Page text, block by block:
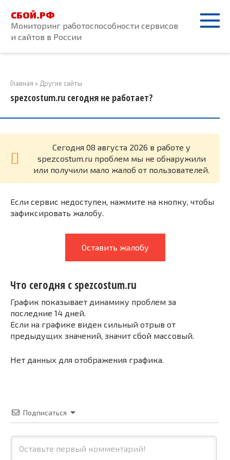
контенту
СБОЙ.РФ
Мониторинг работоспособности сервисов
и сайтов в России
Главная » Другие сайты
spezcostum.ru сегодня не работает?
Cегодня 08 августа 2026 в работе у
spezcostum.ru проблем мы не обнаружили
или получили мало жалоб от пользователей.
Если сервис недоступен, нажмите на кнопку, чтобы
зафиксировать жалобу.
Оставить жалобу
Что сегодня с spezcostum.ru
График показывает динамику проблем за
последние 14 дней.
Если на графике виден сильный отрыв от
предыдущих значений, значит сбой массовый.
Нет данных для отображения графика.
Подписаться